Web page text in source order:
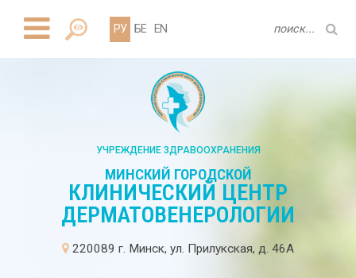
РУ БЕ EN
УЧРЕЖДЕНИЕ ЗДРАВООХРАНЕНИЯ
МИНСКИЙ ГОРОДСКОЙ
КЛИНИЧЕСКИЙ ЦЕНТР
ДЕРМАТОВЕНЕРОЛОГИИ
220089 г. Минск, ул. Прилукская, д. 46А